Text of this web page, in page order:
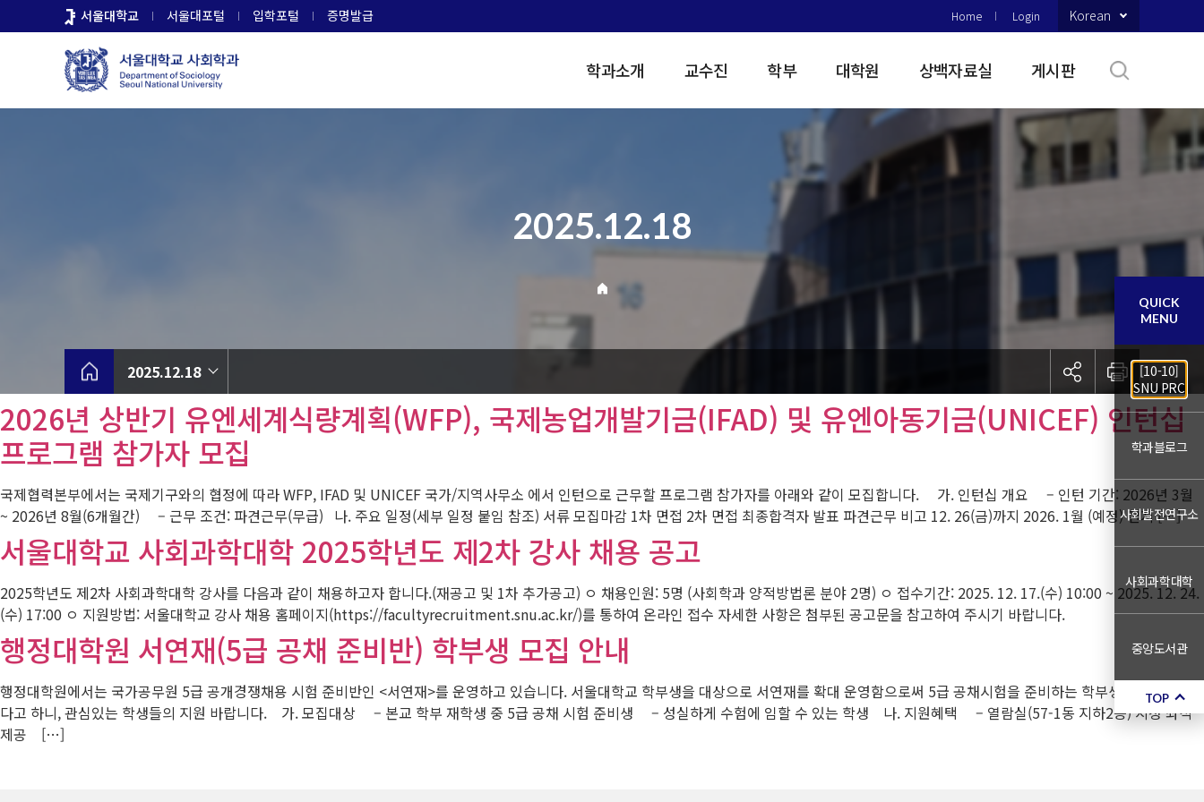
로
서울대학교 서울대포털 입학포털 증명발급 Home Login Korean
학과소개 교수진 학부 대학원 상백자료실 게시판
2025.12.18
2025.12.18
2026년 상반기 유엔세계식량계획(WFP), 국제농업개발기금(IFAD) 및 유엔아동기금(UNICEF) 인턴십
프로그램 참가자 모집
국제협력본부에서는 국제기구와의 협정에 따라 WFP, IFAD 및 UNICEF 국가/지역사무소 에서 인턴으로 근무할 프로그램 참가자를 아래와 같이 모집합니다. 가. 인턴십 개요 – 인턴 기간: 2026년 3월
~ 2026년 8월(6개월간) – 근무 조건: 파견근무(무급) 나. 주요 일정(세부 일정 붙임 참조) 서류 모집마감 1차 면접 2차 면접 최종합격자 발표 파견근무 비고 12. 26(금)까지 2026. 1월 (예정) 현지 […]
서울대학교 사회과학대학 2025학년도 제2차 강사 채용 공고
2025학년도 제2차 사회과학대학 강사를 다음과 같이 채용하고자 합니다.(재공고 및 1차 추가공고) ㅇ 채용인원: 5명 (사회학과 양적방법론 분야 2명) ㅇ 접수기간: 2025. 12. 17.(수) 10:00 ~ 2025. 12. 24.
(수) 17:00 ㅇ 지원방법: 서울대학교 강사 채용 홈페이지(https://facultyrecruitment.snu.ac.kr/)를 통하여 온라인 접수 자세한 사항은 첨부된 공고문을 참고하여 주시기 바랍니다.
행정대학원 서연재(5급 공채 준비반) 학부생 모집 안내
행정대학원에서는 국가공무원 5급 공개경쟁채용 시험 준비반인 <서연재>를 운영하고 있습니다. 서울대학교 학부생을 대상으로 서연재를 확대 운영함으로써 5급 공채시험을 준비하는 학부생들을 지원한
다고 하니, 관심있는 학생들의 지원 바랍니다. 가. 모집대상 – 본교 학부 재학생 중 5급 공채 시험 준비생 – 성실하게 수험에 임할 수 있는 학생 나. 지원혜택 – 열람실(57-1동 지하2층) 지정 좌석
제공 […]
QUICK
MENU
[10-10]
SNU PRC
학과블로그
사회발전연구소
사회과학대학
중앙도서관
TOP